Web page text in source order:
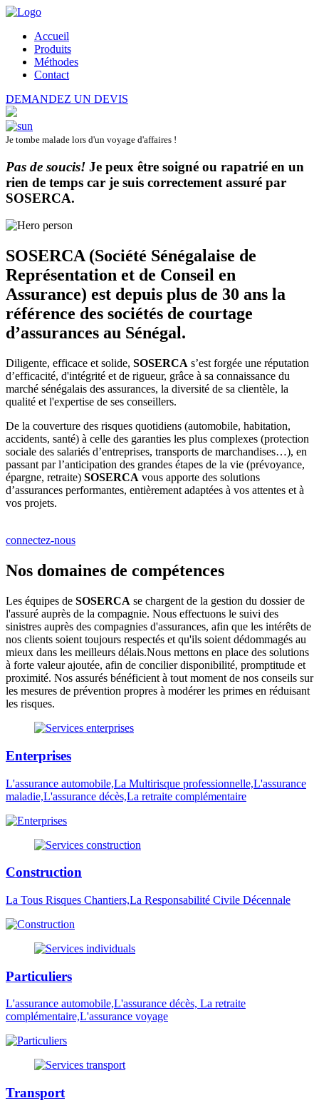
Accueil
Produits
Méthodes
Contact
DEMANDEZ UN DEVIS
Je tombe malade lors d'un voyage d'affaires !
Pas de soucis! Je peux être soigné ou rapatrié en un
rien de temps car je suis correctement assuré par
SOSERCA.
SOSERCA (Société Sénégalaise de
Représentation et de Conseil en
Assurance) est depuis plus de 30 ans la
référence des sociétés de courtage
d’assurances au Sénégal.
Diligente, efficace et solide, SOSERCA s’est forgée une réputation
d’efficacité, d'intégrité et de rigueur, grâce à sa connaissance du
marché sénégalais des assurances, la diversité de sa clientèle, la
qualité et l'expertise de ses conseillers.
De la couverture des risques quotidiens (automobile, habitation,
accidents, santé) à celle des garanties les plus complexes (protection
sociale des salariés d’entreprises, transports de marchandises…), en
passant par l’anticipation des grandes étapes de la vie (prévoyance,
épargne, retraite) SOSERCA vous apporte des solutions
d’assurances performantes, entièrement adaptées à vos attentes et à
vos projets.
connectez-nous
Nos domaines de compétences
Les équipes de SOSERCA se chargent de la gestion du dossier de
l'assuré auprès de la compagnie. Nous effectuons le suivi des
sinistres auprès des compagnies d'assurances, afin que les intérêts de
nos clients soient toujours respectés et qu'ils soient dédommagés au
mieux dans les meilleurs délais.Nous mettons en place des solutions
à forte valeur ajoutée, afin de concilier disponibilité, promptitude et
proximité. Nos assurés bénéficient à tout moment de nos conseils sur
les mesures de prévention propres à modérer les primes en réduisant
les risques.
Enterprises
L'assurance automobile,La Multirisque professionnelle,L'assurance
maladie,L'assurance décès,La retraite complémentaire
Construction
La Tous Risques Chantiers,La Responsabilité Civile Décennale
Particuliers
L'assurance automobile,L'assurance décès, La retraite
complémentaire,L'assurance voyage
Transport